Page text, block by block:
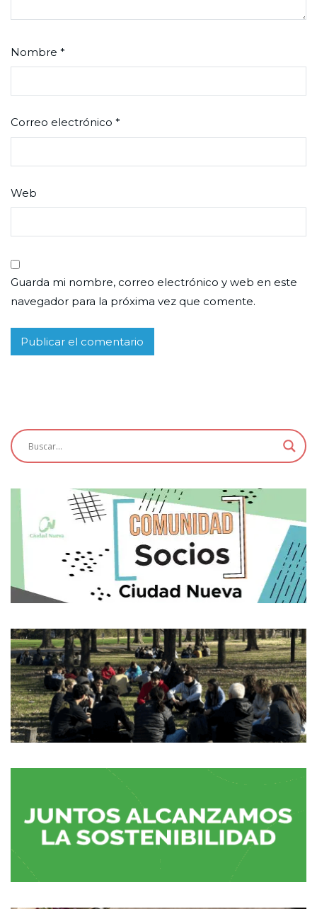
Nombre *
Correo electrónico *
Web
Guarda mi nombre, correo electrónico y web en este
navegador para la próxima vez que comente.